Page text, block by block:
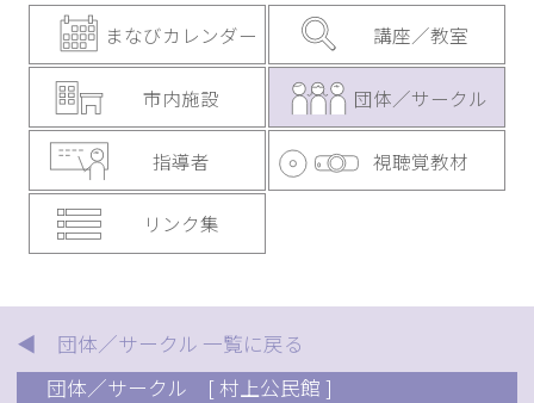
まなびカレンダー 講座／教室
市内施設 団体／サークル
指導者 視聴覚教材
リンク集
◀ 団体／サークル 一覧に戻る
団体／サークル
[ 村上公民館 ]